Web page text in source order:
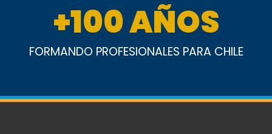
FORMANDO PROFESIONALES PARA CHILE
+100 AÑOS